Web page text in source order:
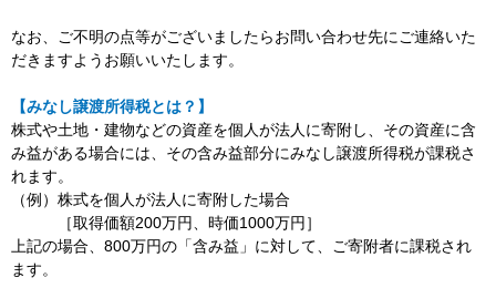
なお、ご不明の点等がございましたらお問い合わせ先にご連絡いた
だきますようお願いいたします。
【みなし譲渡所得税とは？】
株式や土地・建物などの資産を個人が法人に寄附し、その資産に含
み益がある場合には、その含み益部分にみなし譲渡所得税が課税さ
れます。
（例）株式を個人が法人に寄附した場合
［取得価額200万円、時価1000万円］
上記の場合、800万円の「含み益」に対して、ご寄附者に課税され
ます。